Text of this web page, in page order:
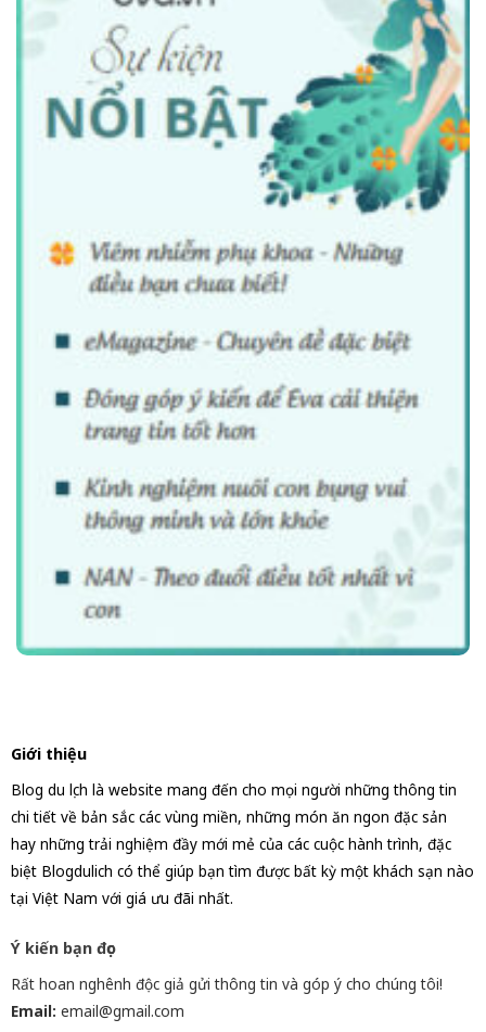
Giới thiệu
Blog du lịch là website mang đến cho mọi người những thông tin
chi tiết về bản sắc các vùng miền, những món ăn ngon đặc sản
hay những trải nghiệm đầy mới mẻ của các cuộc hành trình, đặc
biệt Blogdulich có thể giúp bạn tìm được bất kỳ một khách sạn nào
tại Việt Nam với giá ưu đãi nhất.
Ý kiến bạn đọc
Rất hoan nghênh độc giả gửi thông tin và góp ý cho chúng tôi!
Email: email@gmail.com